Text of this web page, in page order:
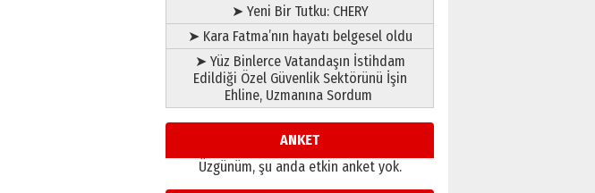
28 Temmuz 2026 Salı
Ahmet Gökhan YAZICI
Ahmed Yesevi’den bir
Alperen… ”Reisimiz” idi…
Hakka yürüdü.!
26 Mart 2026 Perşembe
Ardında bıraktığı hatıralarıyla
13 Mayıs 2026 Çarşamba
➤ Yeni Bir Tutku: CHERY
➤ Kara Fatma’nın hayatı belgesel oldu
➤ Yüz Binlerce Vatandaşın İstihdam
Edildiği Özel Güvenlik Sektörünü İşin
Ehline, Uzmanına Sordum
ANKET
Üzgünüm, şu anda etkin anket yok.